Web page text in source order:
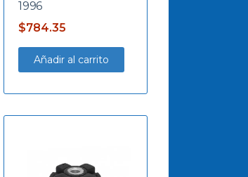
1996
$784.35
Añadir al carrito